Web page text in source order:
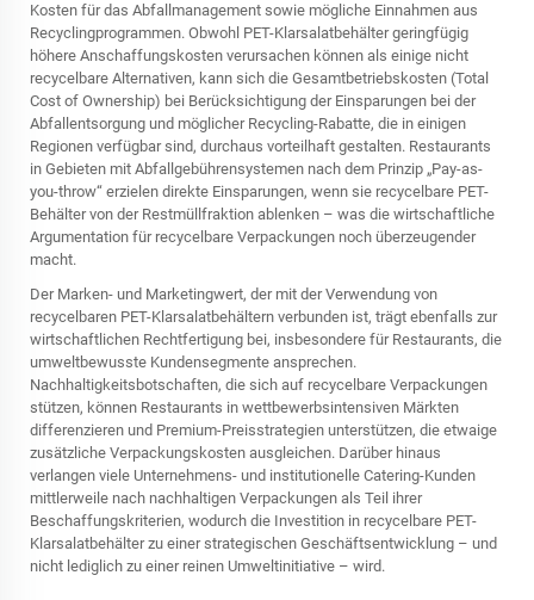
Kosten für das Abfallmanagement sowie mögliche Einnahmen aus
Recyclingprogrammen. Obwohl PET-Klarsalatbehälter geringfügig
höhere Anschaffungskosten verursachen können als einige nicht
recycelbare Alternativen, kann sich die Gesamtbetriebskosten (Total
Cost of Ownership) bei Berücksichtigung der Einsparungen bei der
Abfallentsorgung und möglicher Recycling-Rabatte, die in einigen
Regionen verfügbar sind, durchaus vorteilhaft gestalten. Restaurants
in Gebieten mit Abfallgebührensystemen nach dem Prinzip „Pay-as-
you-throw“ erzielen direkte Einsparungen, wenn sie recycelbare PET-
Behälter von der Restmüllfraktion ablenken – was die wirtschaftliche
Argumentation für recycelbare Verpackungen noch überzeugender
macht.
Der Marken- und Marketingwert, der mit der Verwendung von
recycelbaren PET-Klarsalatbehältern verbunden ist, trägt ebenfalls zur
wirtschaftlichen Rechtfertigung bei, insbesondere für Restaurants, die
umweltbewusste Kundensegmente ansprechen.
Nachhaltigkeitsbotschaften, die sich auf recycelbare Verpackungen
stützen, können Restaurants in wettbewerbsintensiven Märkten
differenzieren und Premium-Preisstrategien unterstützen, die etwaige
zusätzliche Verpackungskosten ausgleichen. Darüber hinaus
verlangen viele Unternehmens- und institutionelle Catering-Kunden
mittlerweile nach nachhaltigen Verpackungen als Teil ihrer
Beschaffungskriterien, wodurch die Investition in recycelbare PET-
Klarsalatbehälter zu einer strategischen Geschäftsentwicklung – und
nicht lediglich zu einer reinen Umweltinitiative – wird.